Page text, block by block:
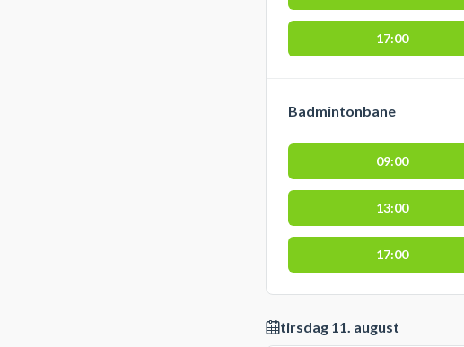
17:00
Badmintonbane
09:00
13:00
17:00
tirsdag 11. august